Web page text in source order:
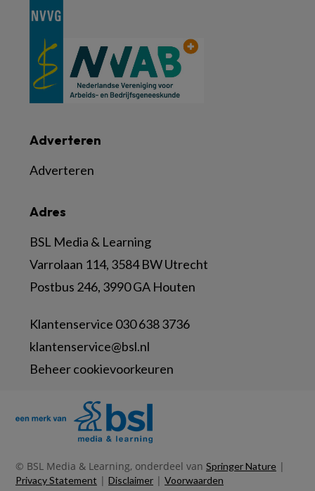
Adres
BSL Media & Learning
Varrolaan 114, 3584 BW Utrecht
Postbus 246, 3990 GA Houten
Klantenservice 030 638 3736
klantenservice@bsl.nl
Beheer cookievoorkeuren
Adverteren
Adverteren
© BSL Media & Learning, onderdeel van Springer Nature |
Privacy Statement | Disclaimer | Voorwaarden